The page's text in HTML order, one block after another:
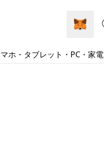
ホ・タブレット・PC・家電